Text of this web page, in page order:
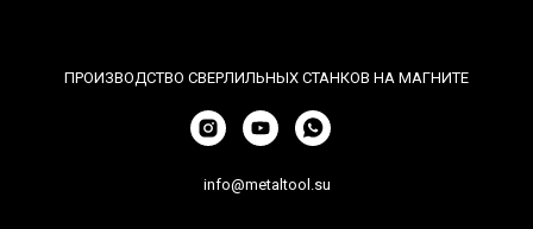
ПРОИЗВОДСТВО СВЕРЛИЛЬНЫХ СТАНКОВ НА МАГНИТЕ
info@metaltool.su